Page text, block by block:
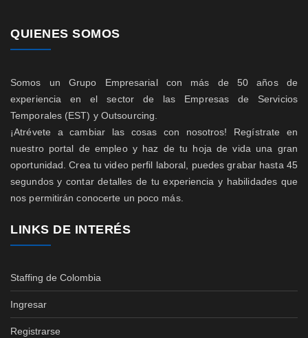
QUIENES SOMOS
Somos un Grupo Empresarial con más de 50 años de
experiencia en el sector de las Empresas de Servicios
Temporales (EST) y Outsourcing.
¡Atrévete a cambiar las cosas con nosotros! Regístrate en
nuestro portal de empleo y haz de tu hoja de vida una gran
oportunidad. Crea tu video perfil laboral, puedes grabar hasta 45
segundos y contar detalles de tu experiencia y habilidades que
nos permitirán conocerte un poco más.
LINKS DE INTERÉS
Staffing de Colombia
Ingresar
Registrarse